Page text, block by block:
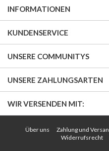
INFORMATIONEN
KUNDENSERVICE
UNSERE COMMUNITYS
UNSERE ZAHLUNGSARTEN
WIR VERSENDEN MIT:
Über uns Zahlung und
Widerrufsrecht